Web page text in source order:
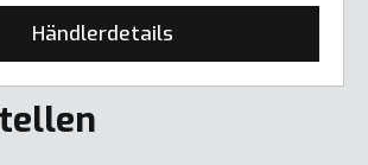
Händlerdetails